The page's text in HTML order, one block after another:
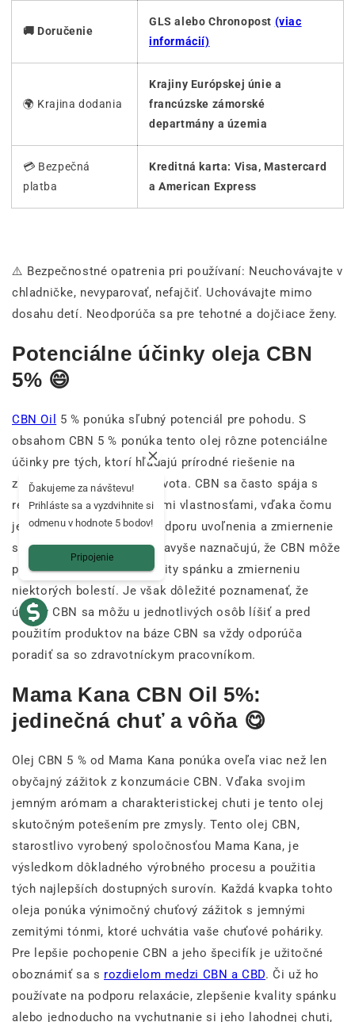
🚚 Doručenie
GLS alebo Chronopost (viac
informácií)
🌍 Krajina dodania
Krajiny Európskej únie a
francúzske zámorské
departmány a územia
💳 Bezpečná
platba
Kreditná karta: Visa, Mastercard
a American Express
⚠️ Bezpečnostné opatrenia pri používaní: Neuchovávajte v
chladničke, nevyparovať, nefajčiť. Uchovávajte mimo
dosahu detí. Neodporúča sa pre tehotné a dojčiace ženy.
Potenciálne účinky oleja CBN
5% 😄
CBN Oil
5 % ponúka sľubný potenciál pre pohodu. S
obsahom CBN 5 % ponúka tento olej rôzne potenciálne
účinky pre tých, ktorí hľadajú prírodné riešenie na
zlepšenie kvality svojho života. CBN sa často spája s
relaxačnými a upokojujúcimi vlastnosťami, vďaka čomu
je obľúbenou voľbou na podporu uvoľnenia a zmiernenie
stresu. Predbežné štúdie navyše naznačujú, že CBN môže
prispieť aj k zlepšeniu kvality spánku a zmierneniu
niektorých bolestí. Je však dôležité poznamenať, že
účinky CBN sa môžu u jednotlivých osôb líšiť a pred
použitím produktov na báze CBN sa vždy odporúča
poradiť sa so zdravotníckym pracovníkom.
Mama Kana CBN Oil 5%:
jedinečná chuť a vôňa 😋
Olej CBN 5 % od Mama Kana ponúka oveľa viac než len
obyčajný zážitok z konzumácie CBN. Vďaka svojim
jemným arómam a charakteristickej chuti je tento olej
skutočným potešením pre zmysly. Tento olej CBN,
starostlivo vyrobený spoločnosťou Mama Kana, je
výsledkom dôkladného výrobného procesu a použitia
tých najlepších dostupných surovín. Každá kvapka tohto
oleja ponúka výnimočný chuťový zážitok s jemnými
zemitými tónmi, ktoré uchvátia vaše chuťové poháriky.
Pre lepšie pochopenie CBN a jeho špecifík je užitočné
oboznámiť sa s rozdielom medzi CBN a CBD. Či už ho
používate na podporu relaxácie, zlepšenie kvality spánku
alebo jednoducho na vychutnanie si jeho lahodnej chuti,
Ďakujeme za návštevu!
Prihláste sa a vyzdvihnite si
odmenu v hodnote 5 bodov!
Pripojenie